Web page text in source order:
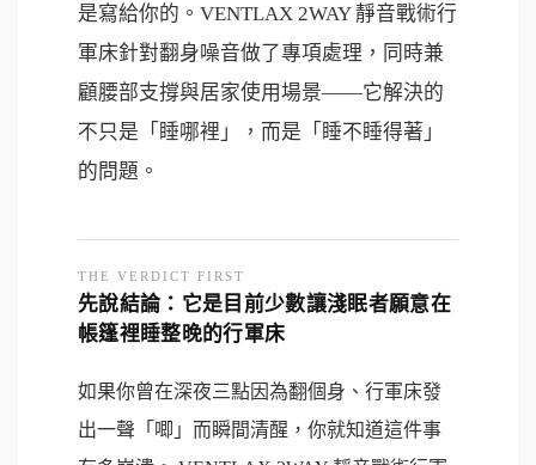
是寫給你的。VENTLAX 2WAY 靜音戰術行
軍床針對翻身噪音做了專項處理，同時兼
顧腰部支撐與居家使用場景——它解決的
不只是「睡哪裡」，而是「睡不睡得著」
的問題。
THE VERDICT FIRST
先說結論：它是目前少數讓淺眠者願意在
帳篷裡睡整晚的行軍床
如果你曾在深夜三點因為翻個身、行軍床發
出一聲「唧」而瞬間清醒，你就知道這件事